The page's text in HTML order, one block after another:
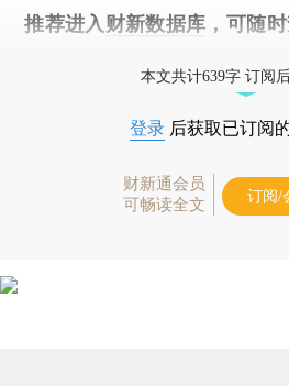
推荐进入 财新数据库 ，可随
本文共计639字 订阅
登录 后获取已订阅
财新通会员
可畅读全文
订阅/